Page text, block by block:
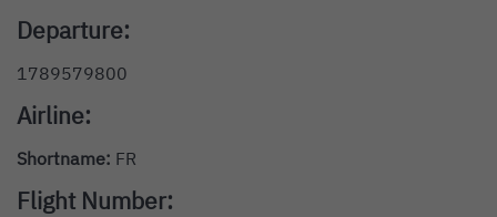
Departure:
1789579800
Airline:
Shortname: FR
Flight Number: